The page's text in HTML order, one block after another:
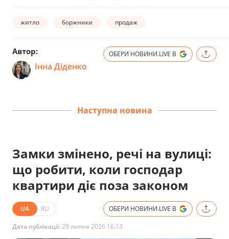
житло боржники продаж
Автор:
Інна Діденко
ОБЕРИ НОВИНИ.LIVE В
Наступна новина
Замки змінено, речі на вулиці:
що робити, коли господар
квартири діє поза законом
UA RU ОБЕРИ НОВИНИ.LIVE В
Дата публікації:29 липня 2026 16:13